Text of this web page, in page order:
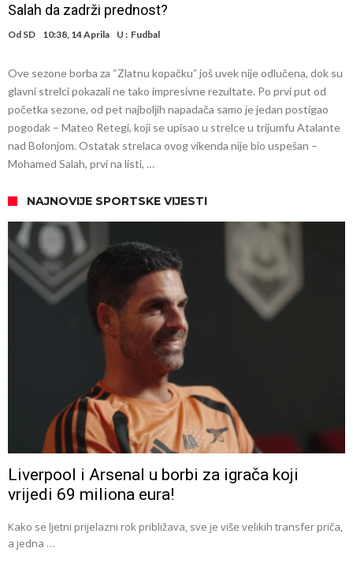
Salah da zadrži prednost?
Od SD 10:38, 14 Aprila U : Fudbal
Ove sezone borba za “Zlatnu kopačku” još uvek nije odlučena, dok su
glavni strelci pokazali ne tako impresivne rezultate. Po prvi put od
početka sezone, od pet najbolјih napadača samo je jedan postigao
pogodak – Mateo Retegi, koji se upisao u strelce u trijumfu Atalante
nad Bolonjom. Ostatak strelaca ovog vikenda nije bio uspešan –
Mohamed Salah, prvi na listi, …
NAJNOVIJE SPORTSKE VIJESTI
Liverpool i Arsenal u borbi za igrača koji
vrijedi 69 miliona eura!
Kako se ljetni prijelazni rok približava, sve je više velikih transfer priča,
a jedna …